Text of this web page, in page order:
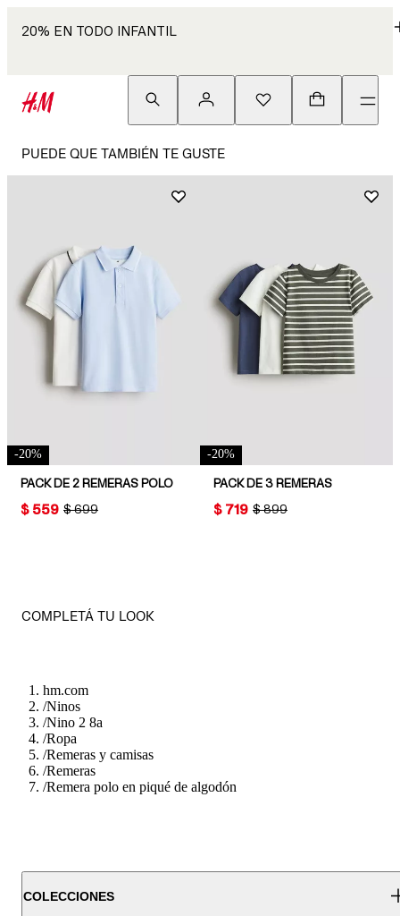
20% EN TODO INFANTIL
PUEDE QUE TAMBIÉN TE GUSTE
-20%
PACK DE 2 REMERAS POLO
ORIGINAL PRICE:
$ 699
PRICE:
$ 559
-20%
PACK DE 3 REMERAS
ORIGINAL PRICE:
$ 899
PRICE:
$ 719
COMPLETÁ TU LOOK
hm.com
/Ninos
/Nino 2 8a
/Ropa
/Remeras y camisas
/Remeras
/Remera polo en piqué de algodón
COLECCIONES